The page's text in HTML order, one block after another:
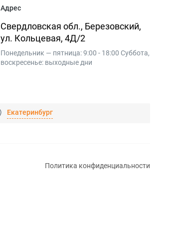
Адрес
Свердловская обл., Березовский,
ул. Кольцевая, 4Д/2
Понедельник — пятница: 9:00 - 18:00 Суббота,
воскресенье: выходные дни
Екатеринбург
Политика конфиденциальности